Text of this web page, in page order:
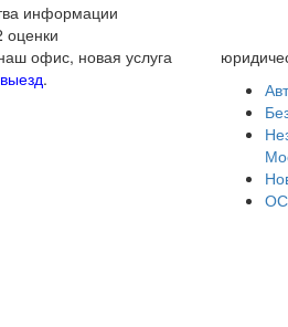
информации
оценки
офис, новая услуга
.